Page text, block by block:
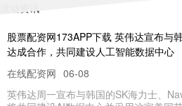
滚动资讯
股票配资网173APP下载 英伟达宣布与
达成合作，共同建设人工智能数据中心
在线配资网 06-08
英伟达周一宣布与韩国的SK海力士、